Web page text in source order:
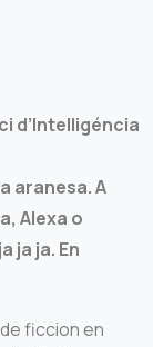
d’Intelligéncia
aranesa. A
Alexa o
ja ja. En
ficcion en